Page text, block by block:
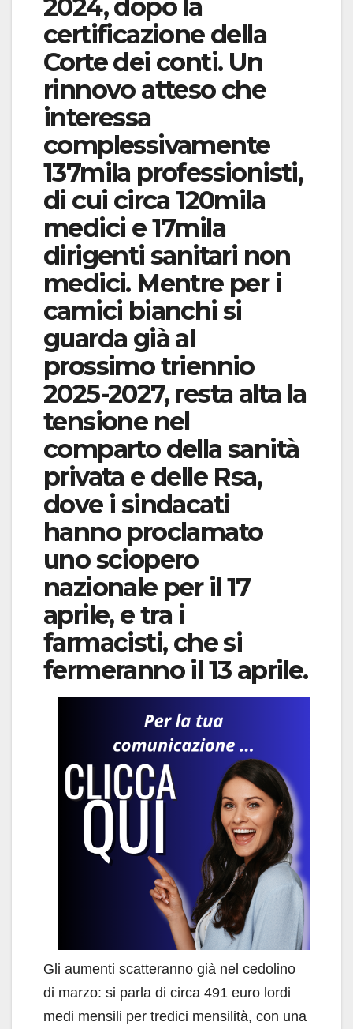
2024, dopo la
certificazione della
Corte dei conti. Un
rinnovo atteso che
interessa
complessivamente
137mila professionisti,
di cui circa 120mila
medici e 17mila
dirigenti sanitari non
medici. Mentre per i
camici bianchi si
guarda già al
prossimo triennio
2025-2027, resta alta la
tensione nel
comparto della sanità
privata e delle Rsa,
dove i sindacati
hanno proclamato
uno sciopero
nazionale per il 17
aprile, e tra i
farmacisti, che si
fermeranno il 13 aprile.
Gli aumenti scatteranno già nel cedolino
di marzo: si parla di circa 491 euro lordi
medi mensili per tredici mensilità, con una